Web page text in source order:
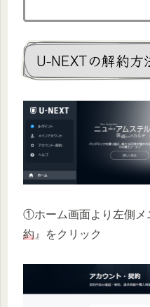
U-NEXTの解約方
①ホーム画面より左側メ
約 』をクリック